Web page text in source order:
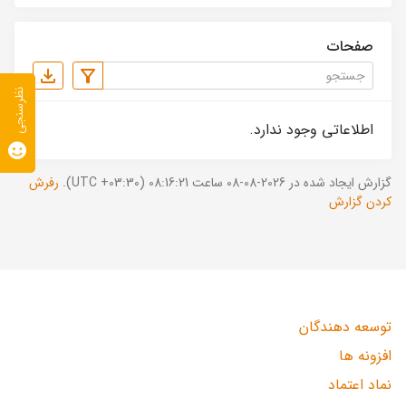
صفحات
اطلاعاتی وجود ندارد.
گزارش ایجاد شده در 2026-08-08 ساعت 08:16:21 (UTC +03:30).
رفرش
کردن گزارش
توسعه دهندگان
افزونه ها
نماد اعتماد
نظرسنجی